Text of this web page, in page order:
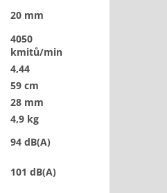
20 mm
4050
kmitů/min
4,44
59 cm
28 mm
4,9 kg
94 dB(A)
101 dB(A)